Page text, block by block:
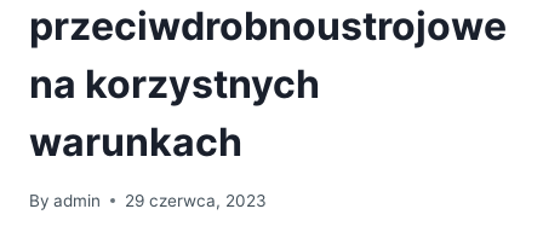
przeciwdrobnoustrojowe
na korzystnych
warunkach
By admin 29 czerwca, 2023